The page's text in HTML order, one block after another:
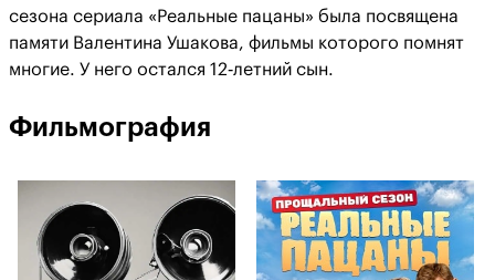
сезона сериала «Реальные пацаны» была посвящена
памяти Валентина Ушакова, фильмы которого помнят
многие. У него остался 12‑летний сын.
Фильмография